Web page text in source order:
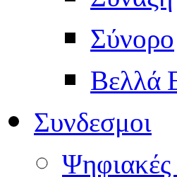
Σύνορο
Βελλά
Συνδεσμοι
Ψηφιακές